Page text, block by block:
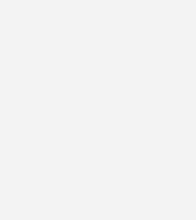
DIN EN ISO 50001
wenn das
wird.